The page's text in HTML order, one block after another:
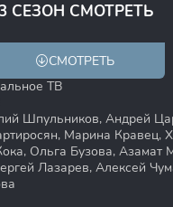
СЕЗОН СМОТРЕТЬ
СМОТРЕТЬ
ТВ
Шпульников, Андрей
Марина Кравец,
Ольга Бузова, Азамат
Лазарев, Алексей